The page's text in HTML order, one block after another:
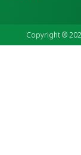
Copyright ®